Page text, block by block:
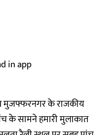
in app
मुजफ्फरनगर के राजकीय
के सामने हमारी मुलाकात